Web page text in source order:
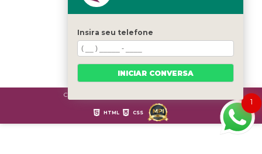
DÚVIDAS FREQUENTES
CATEGORIAS
MAPA DO SITE
Copyright © Cravestak. (Lei 9610 de 19/02/1998)
HTML CSS
1
Insira seu telefone
INICIAR CONVERSA